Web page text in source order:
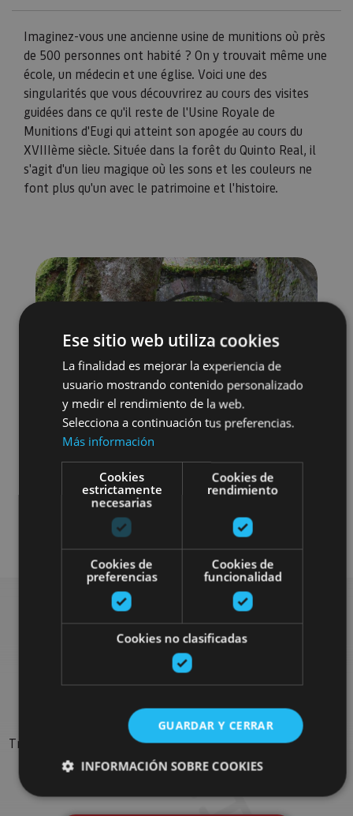
Imaginez-vous une ancienne usine de munitions où près
de 500 personnes ont habité ? On y trouvait même une
école, un médecin et une église. Voici une des
singularités que vous découvrirez au cours des visites
guidées dans ce qu'il reste de l'Usine Royale de
Munitions d'Eugi qui atteint son apogée au cours du
XVIIIème siècle. Située dans la forêt du Quinto Real, il
s'agit d'un lieu magique où les sons et les couleurs ne
font plus qu'un avec le patrimoine et l'histoire.
Arquitectura civil Visitas guiadas
Rechercher plus de
sorties
Trouvez des sorties et des propositions pour compléter votre
séjour en Navarre : activités organisées, visites et les
Ese sitio web utiliza cookies
La finalidad es mejorar la experiencia de
usuario mostrando contenido personalizado
y medir el rendimiento de la web.
Selecciona a continuación tus preferencias.
Más información
Cookies
estrictamente
necesarias
Cookies de
rendimiento
Cookies de
preferencias
Cookies de
funcionalidad
Cookies no clasificadas
GUARDAR Y CERRAR
INFORMACIÓN SOBRE COOKIES